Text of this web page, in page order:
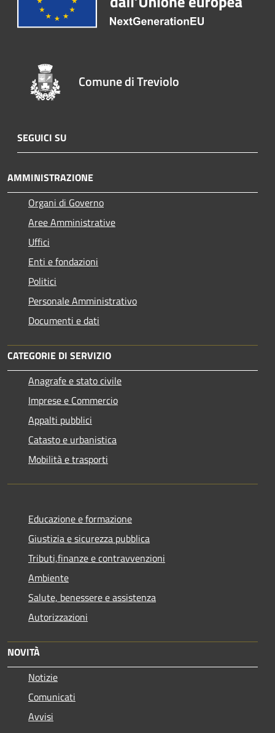
Comune di Treviolo
SEGUICI SU
AMMINISTRAZIONE
Organi di Governo
Aree Amministrative
Uffici
Enti e fondazioni
Politici
Personale Amministrativo
Documenti e dati
CATEGORIE DI SERVIZIO
Anagrafe e stato civile
Imprese e Commercio
Appalti pubblici
Catasto e urbanistica
Mobilità e trasporti
Educazione e formazione
Giustizia e sicurezza pubblica
Tributi,finanze e contravvenzioni
Ambiente
Salute, benessere e assistenza
Autorizzazioni
NOVITÀ
Notizie
Comunicati
Avvisi